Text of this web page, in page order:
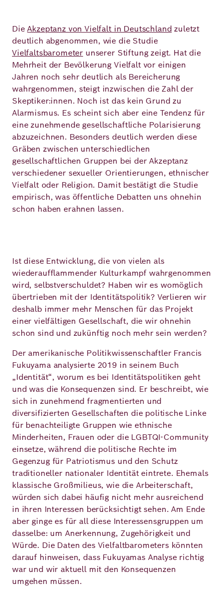
DieAkzeptanz von Vielfalt in Deutschland zuletzt
deutlich abgenommen, wie die Studie
Vielfaltsbarometer unserer Stiftung zeigt. Hat die
Mehrheit der Bevölkerung Vielfalt vor einigen
Jahren noch sehr deutlich als Bereicherung
wahrgenommen, steigt inzwischen die Zahl der
Skeptiker:innen. Noch ist das kein Grund zu
Alarmismus. Es scheint sich aber eine Tendenz für
eine zunehmende gesellschaftliche Polarisierung
abzuzeichnen. Besonders deutlich werden diese
Gräben zwischen unterschiedlichen
gesellschaftlichen Gruppen bei der Akzeptanz
verschiedener sexueller Orientierungen, ethnischer
Vielfalt oder Religion. Damit bestätigt die Studie
empirisch, was öffentliche Debatten uns ohnehin
schon haben erahnen lassen.
Ist diese Entwicklung, die von vielen als
wiederaufflammender Kulturkampf wahrgenommen
wird, selbstverschuldet? Haben wir es womöglich
übertrieben mit der Identitätspolitik? Verlieren wir
deshalb immer mehr Menschen für das Projekt
einer vielfältigen Gesellschaft, die wir ohnehin
schon sind und zukünftig noch mehr sein werden?
Der amerikanische Politikwissenschaftler Francis
Fukuyama analysierte 2019 in seinem Buch
„Identität“, worum es bei Identitätspolitiken geht
und was die Konsequenzen sind. Er beschreibt, wie
sich in zunehmend fragmentierten und
diversifizierten Gesellschaften die politische Linke
für benachteiligte Gruppen wie ethnische
Minderheiten, Frauen oder die LGBTQI-Community
einsetze, während die politische Rechte im
Gegenzug für Patriotismus und den Schutz
traditioneller nationaler Identität eintrete. Ehemals
klassische Großmilieus, wie die Arbeiterschaft,
würden sich dabei häufig nicht mehr ausreichend
in ihren Interessen berücksichtigt sehen. Am Ende
aber ginge es für all diese Interessensgruppen um
dasselbe: um Anerkennung, Zugehörigkeit und
Würde. Die Daten des Vielfaltbarometers könnten
darauf hinweisen, dass Fukuyamas Analyse richtig
war und wir aktuell mit den Konsequenzen
umgehen müssen.